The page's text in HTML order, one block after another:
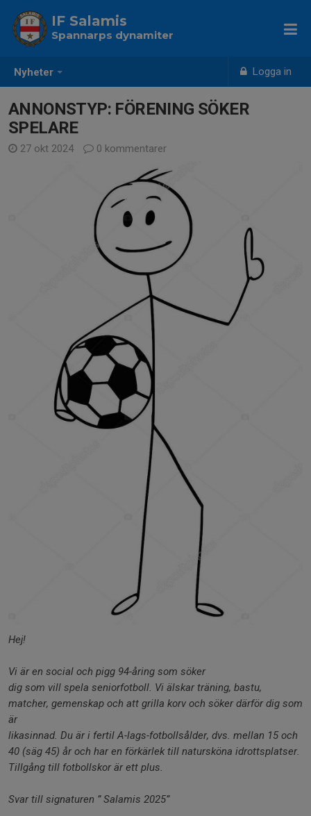
Nyheter Logga in
IF Salamis
Spannarps dynamiter
ANNONSTYP: FÖRENING SÖKER
SPELARE
27 okt 2024 0 kommentarer
Hej!
Vi är en social och pigg 94-åring som söker
dig som vill spela seniorfotboll. Vi älskar träning, bastu,
matcher, gemenskap och att grilla korv och söker därför dig som
är
likasinnad. Du är i fertil A-lags-fotbollsålder, dvs. mellan 15 och
40 (säg 45) år och har en förkärlek till natursköna idrottsplatser.
Tillgång till fotbollskor är ett plus.
Svar till signaturen ” Salamis 2025”